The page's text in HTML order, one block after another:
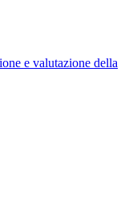
e valutazione della